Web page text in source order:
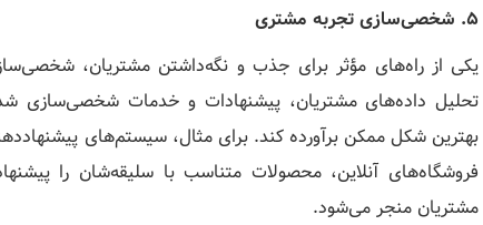
5. شخصی‌سازی تجربه مشتری
یکی از راه‌های مؤثر برای جذب و نگه‌داشتن مشتریان،
تحلیل داده‌های مشتریان، پیشنهادات و خدمات شخصی‌سازی
بهترین شکل ممکن برآورده کند. برای مثال، سیستم‌های
فروشگاه‌های آنلاین، محصولات متناسب با سلیقه‌شان را
مشتریان منجر می‌شود.